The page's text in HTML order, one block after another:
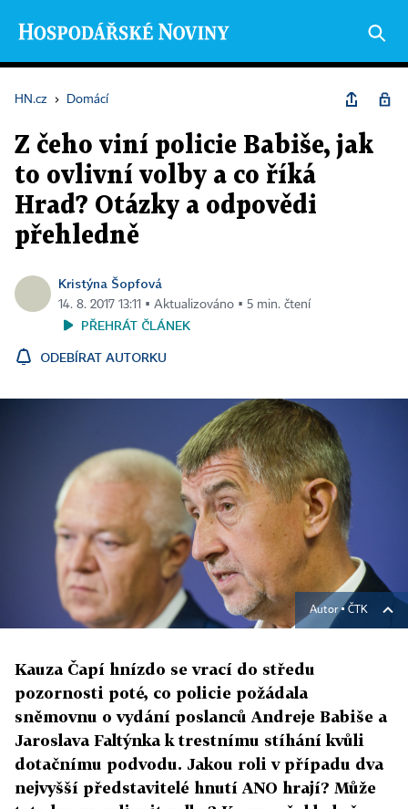
HN.cz › Domácí
Z čeho viní policie Babiše, jak
to ovlivní volby a co říká
Hrad? Otázky a odpovědi
přehledně
Kristýna Šopfová
14. 8. 2017 13:11 ▪ Aktualizováno ▪ 5 min. čtení
PŘEHRÁT ČLÁNEK
ODEBÍRAT AUTORKU
Autor ▪ ČTK
Kauza Čapí hnízdo se vrací do středu
pozornosti poté, co policie požádala
sněmovnu o vydání poslanců Andreje Babiše a
Jaroslava Faltýnka k trestnímu stíhání kvůli
dotačnímu podvodu. Jakou roli v případu dva
nejvyšší představitelé hnutí ANO hrají? Může